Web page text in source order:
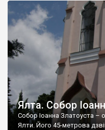
Ялта. Собор
Собор Іоанна Златоуста –
Ялти. Його 45-метрова